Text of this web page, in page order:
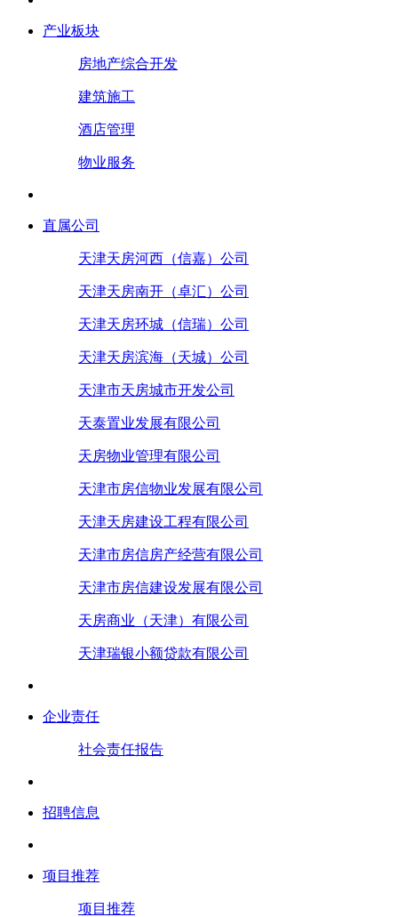
产业板块
房地产综合开发
建筑施工
酒店管理
物业服务
直属公司
天津天房河西（信嘉）公司
天津天房南开（卓汇）公司
天津天房环城（信瑞）公司
天津天房滨海（天城）公司
天津市天房城市开发公司
天泰置业发展有限公司
天房物业管理有限公司
天津市房信物业发展有限公司
天津天房建设工程有限公司
天津市房信房产经营有限公司
天津市房信建设发展有限公司
天房商业（天津）有限公司
天津瑞银小额贷款有限公司
企业责任
社会责任报告
招聘信息
项目推荐
项目推荐